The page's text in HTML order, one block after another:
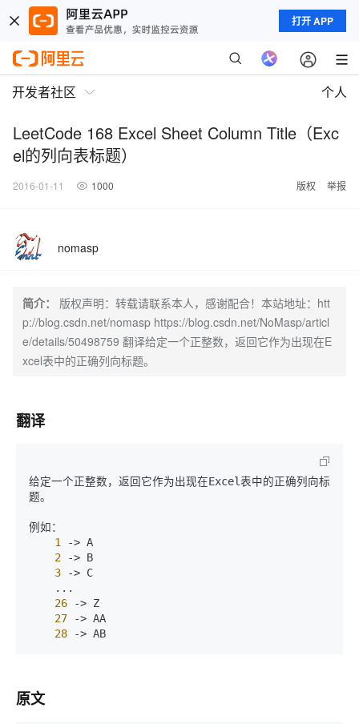
打开 APP
开发者社区 个人
LeetCode 168 Excel Sheet Column Title（Exc
el的列向表标题）
2016-01-11 1000 版权 举报
nomasp
简介：
版权声明：转载请联系本人，感谢配合！本站地址：htt
p://blog.csdn.net/nomasp https://blog.csdn.net/NoMasp/articl
e/details/50498759 翻译给定一个正整数，返回它作为出现在E
xcel表中的正确列向标题。
翻译
给定一个正整数，返回它作为出现在Excel表中的正确列向标
题。
例如：
1
-> A
2
-> B
3
-> C
26
-> Z
27
-> AA
28
-> AB
原文